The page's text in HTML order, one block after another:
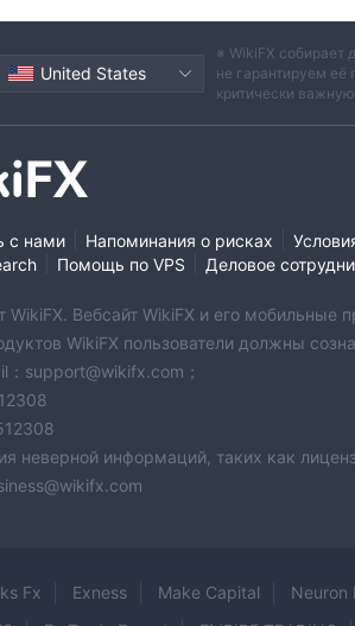
United States
※ WikiFX собирает
не гарантируем её
критически
с нами Напоминания о рисках
Помощь по VPS Деловое
WikiFX. Вебсайт WikiFX и его
WikiFX пользователи должны
support@wikifx.com；
неверной информаций, таких как
Fx Exness Make Capital Neuron